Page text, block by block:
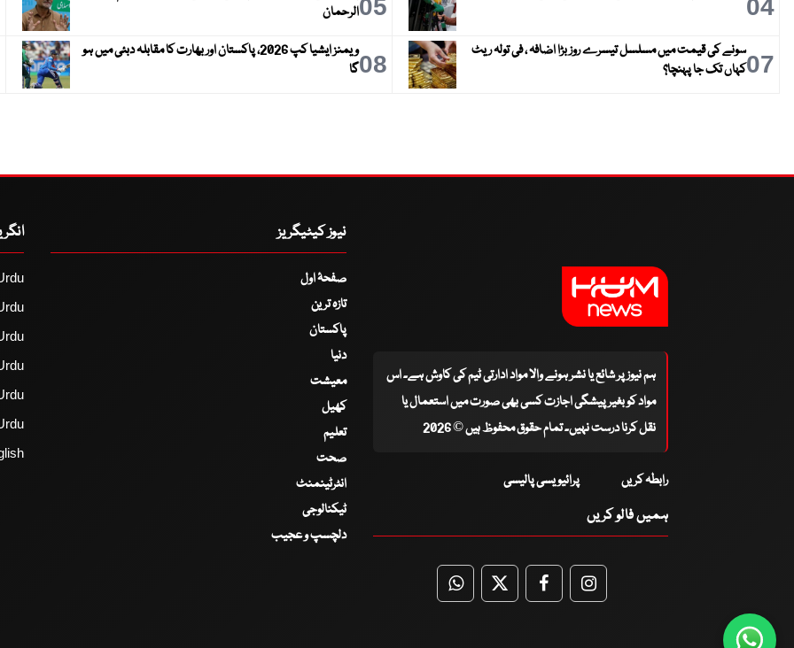
04
05الرحمان
07سونے کی قیمت میں مسلسل تیسرے روز بڑا اضافہ ، فی تولہ ریٹ
کہاں تک جا پہنچا؟
08
ویمنز ایشیا کپ 2026، پاکستان اور بھارت کا مقابلہ دبئی میں ہو
گا
ہم نیوز پر شائع یا نشر ہونے والا مواد ادارتی ٹیم کی کاوش ہے۔ اس
مواد کو بغیر پیشگی اجازت کسی بھی صورت میں استعمال یا
نقل کرنا درست نہیں۔ تمام حقوق محفوظ ہیں © 2026
رابطہ کریں پرائیویسی پالیسی
ہمیں فالو کریں
WhatsApp
TwitterFacebookFacebook
نیوز کیٹیگریز
صفحۂ اول
تازہ ترین
پاکستان
دنیا
معیشت
کھیل
تعلیم
صحت
انٹرٹینمنٹ
ٹیکنالوجی
دلچسپ و عجیب